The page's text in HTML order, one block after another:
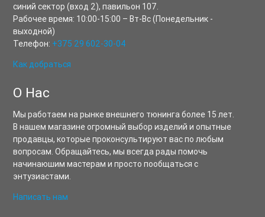
синий сектор (вход 2), павильон 107.
Рабочее время: 10:00-15:00 –Вт-Вс(Понедельник -
выходной)
Телефон: +375 29 602-30-04
Как добраться
О Нас
Мы работаем на рынке внешнего тюнинга более 15 лет.
В нашем магазине огромный выбор изделий и опытные
продавцы, которые проконсультируют вас по любым
вопросам. Обращайтесь, мы всегда рады помочь
начинаюшим мастерам и просто пообщаться с
энтузиастами.
Написать нам